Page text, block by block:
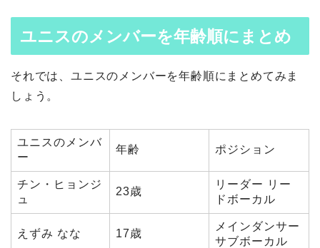
ユニスのメンバーを年齢順にまとめ
それでは、ユニスのメンバーを年齢順にまとめてみま
しょう。
ユニスのメンバ
ー
年齢 ポジション
チン・ヒョンジ
ュ
23歳
リーダー リー
ドボーカル
えずみ なな 17歳
メインダンサー
サブボーカル